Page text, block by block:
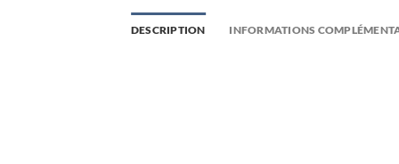
DESCRIPTION INFORMATIONS